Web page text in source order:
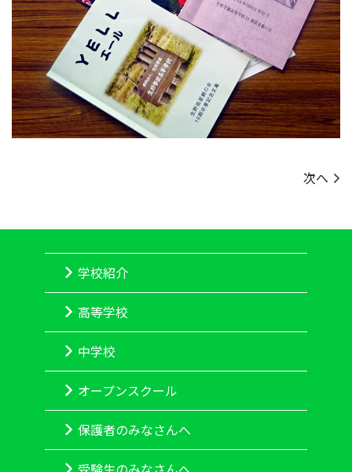
次へ
学校紹介
高等学校
中学校
オープンスクール
保護者のみなさんへ